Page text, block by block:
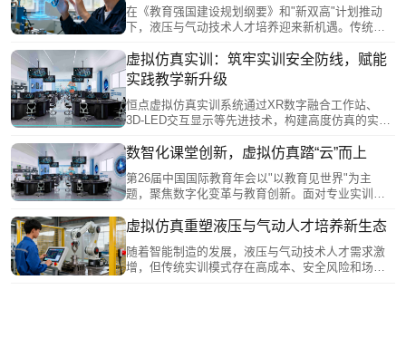
骤正确性作为评分标准，着重培养学生平衡风险管
控与成本控制的能力，填补了传统会计教学中实践
在《教育强国建设规划纲要》和"新双高"计划推动
下，液压与气动技术人才培养迎来新机遇。传统实
术为教学改革注入新动力。通过构建“液压与气动虚
拟仿真创新实训基地”，搭建多样化虚拟仿真实训场
景，实现元件认知、回路设计、故障诊断全链条虚
拟训练，虚拟仿真实训不仅能解决资源不足问题，
还能支持个性化教学评估，为培养复合型技能人才
虚拟仿真实训：筑牢实训安全防线，赋能
实践教学新升级
恒点虚拟仿真实训系统通过XR数字融合工作站、
3D-LED交互显示等先进技术，构建高度仿真的实训
路连接等高风险操作，通过大空间协同系统实现团
系统突破时空限制，记录操作数据辅助教学分析，
既保障实训安全，又提升教学质量，为培养技能人
数智化课堂创新，虚拟仿真踏“云”而上
第26届中国国际教育年会以"以教育见世界"为主
题，聚焦数字化变革与教育创新。面对专业实训高
虚拟仿真解决方案，开发XR工作站、MR沙盘等硬
码工具实现资源自主开发，结合AI技术实现个性化
教学。虚拟仿真技术正从辅助手段升级为教育新基
虚拟仿真重塑液压与气动人才培养新生态
随着智能制造的发展，液压与气动技术人才需求激
增，但传统实训模式存在高成本、安全风险和场景